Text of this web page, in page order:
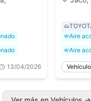
13/04/2026
Aire
Aire